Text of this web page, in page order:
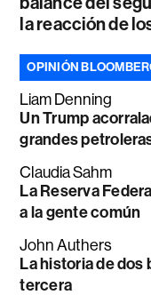
la reacción de
OPINIÓN
Liam Denning
Un Trump
grandes
Claudia Sahm
La Reserva
a la gente común
John Authers
La historia de dos
tercera